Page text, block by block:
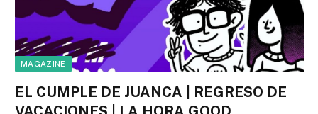
MAGAZINE
EL CUMPLE DE JUANCA | REGRESO DE